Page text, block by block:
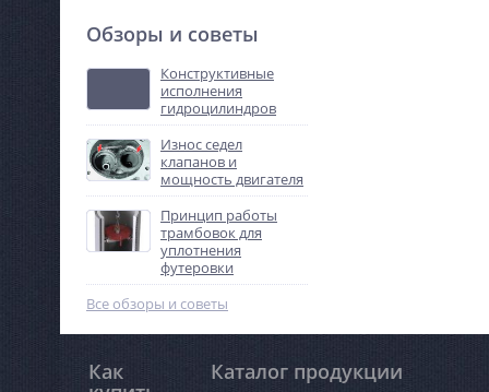
Обзоры и советы
Конструктивные
исполнения
гидроцилиндров
Износ седел
клапанов и
мощность двигателя
Принцип работы
трамбовок для
уплотнения
футеровки
Все обзоры и советы
Как Каталог продукции